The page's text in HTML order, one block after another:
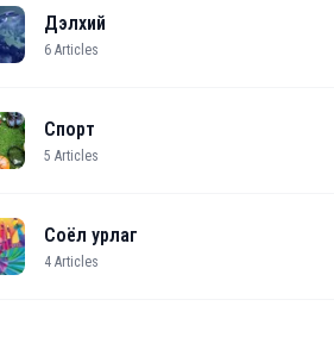
Дэлхий
6 Articles
Спорт
5 Articles
Соёл урлаг
4 Articles